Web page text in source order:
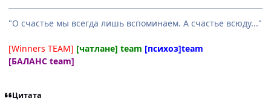
"О счастье мы всегда лишь вспоминаем. А счастье всюду..."
[Winners TEAM] [чатлане] team [психоз]team
[БАЛАНС team]
Цитата